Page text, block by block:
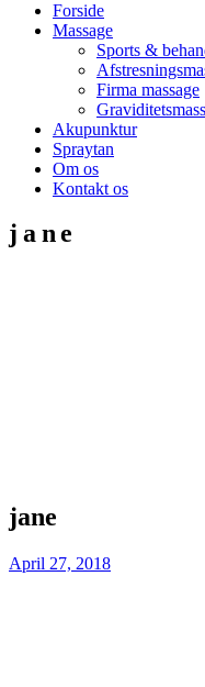
Forside
Massage
Sports &
Firma massage
Akupunktur
Spraytan
Om os
Kontakt os
jane
jane
April 27, 2018